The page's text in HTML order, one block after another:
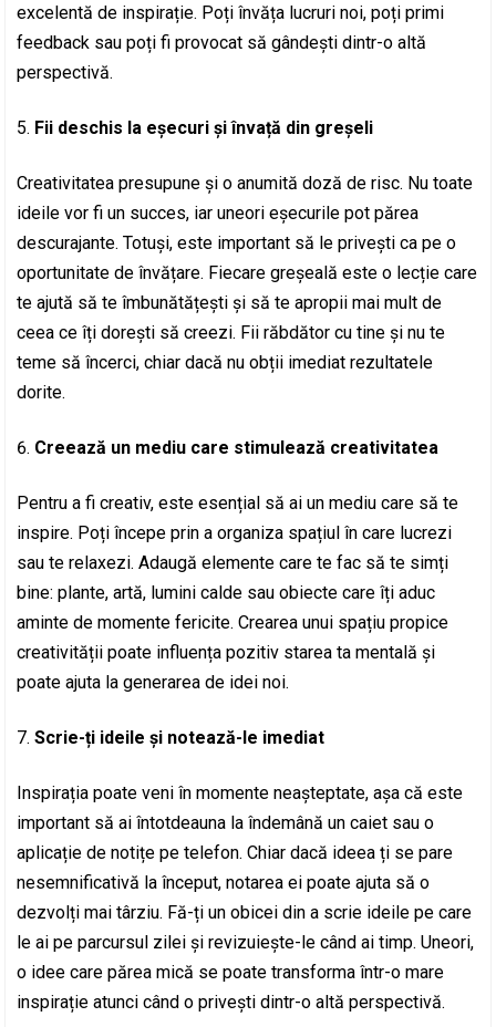
excelentă de inspirație. Poți învăța lucruri noi, poți primi
feedback sau poți fi provocat să gândești dintr-o altă
perspectivă.
Fii deschis la eșecuri și învață din greșeli
Creativitatea presupune și o anumită doză de risc. Nu toate
ideile vor fi un succes, iar uneori eșecurile pot părea
descurajante. Totuși, este important să le privești ca pe o
oportunitate de învățare. Fiecare greșeală este o lecție care
te ajută să te îmbunătățești și să te apropii mai mult de
ceea ce îți dorești să creezi. Fii răbdător cu tine și nu te
teme să încerci, chiar dacă nu obții imediat rezultatele
dorite.
Creează un mediu care stimulează creativitatea
Pentru a fi creativ, este esențial să ai un mediu care să te
inspire. Poți începe prin a organiza spațiul în care lucrezi
sau te relaxezi. Adaugă elemente care te fac să te simți
bine: plante, artă, lumini calde sau obiecte care îți aduc
aminte de momente fericite. Crearea unui spațiu propice
creativității poate influența pozitiv starea ta mentală și
poate ajuta la generarea de idei noi.
Scrie-ți ideile și notează-le imediat
Inspirația poate veni în momente neașteptate, așa că este
important să ai întotdeauna la îndemână un caiet sau o
aplicație de notițe pe telefon. Chiar dacă ideea ți se pare
nesemnificativă la început, notarea ei poate ajuta să o
dezvolți mai târziu. Fă-ți un obicei din a scrie ideile pe care
le ai pe parcursul zilei și revizuiește-le când ai timp. Uneori,
o idee care părea mică se poate transforma într-o mare
inspirație atunci când o privești dintr-o altă perspectivă.